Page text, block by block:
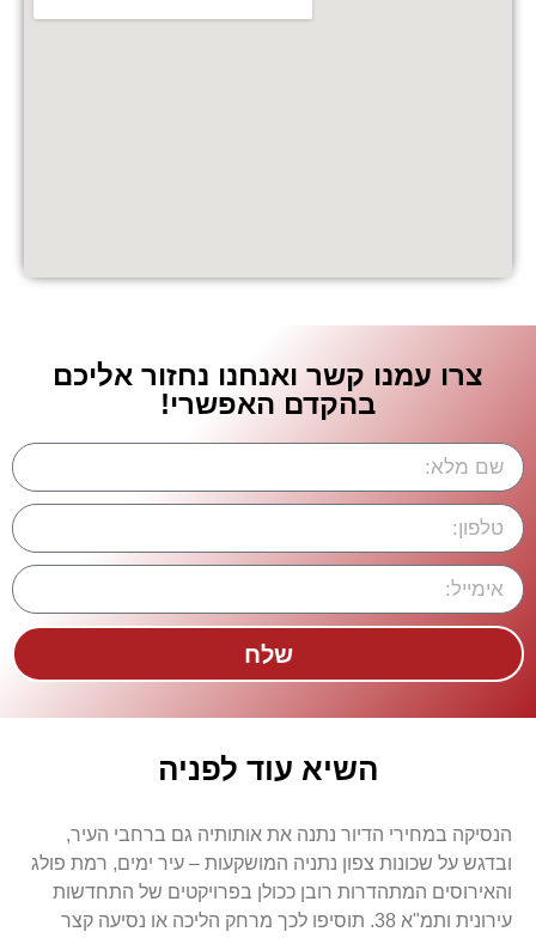
צרו עמנו קשר ואנחנו נחזור אליכם
בהקדם האפשרי!
שלח
השיא עוד לפניה
הנסיקה במחירי הדיור נתנה את אותותיה גם ברחבי העיר,
ובדגש על שכונות צפון נתניה המושקעות – עיר ימים, רמת פולג
והאירוסים המתהדרות רובן ככולן בפרויקטים של התחדשות
עירונית ותמ"א 38. תוסיפו לכך מרחק הליכה או נסיעה קצר